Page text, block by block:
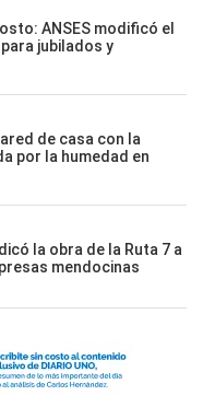
ANSES modificó el
jubilados y
de casa con la
por la humedad en
la obra de la Ruta 7 a
mendocinas